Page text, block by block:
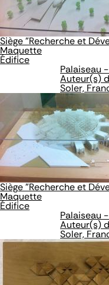
Siège "Recherche et
Maquette
Édifice
Palaiseau
Auteur(s)
Soler,
Siège "Recherche et
Maquette
Édifice
Palaiseau
Auteur(s)
Soler,